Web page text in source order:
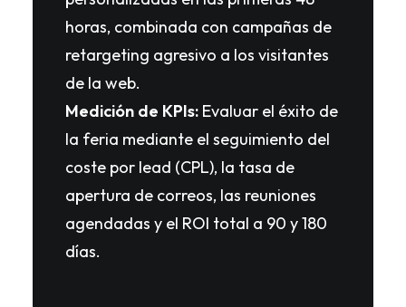
horas, combinada con campañas de
retargeting agresivo a los visitantes
de la web.
Medición de KPIs: Evaluar el éxito de
la feria mediante el seguimiento del
coste por lead (CPL), la tasa de
apertura de correos, las reuniones
agendadas y el ROI total a 90 y 180
días.